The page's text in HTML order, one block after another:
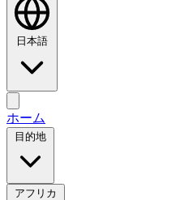
日本語
ホーム
目的地
アフリカ